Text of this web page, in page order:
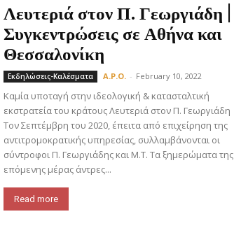
Λευτεριά στον Π. Γεωργιάδη |
Συγκεντρώσεις σε Αθήνα και
Θεσσαλονίκη
Εκδηλώσεις-Καλέσματα A.P.O. - February 10, 2022
Καμία υποταγή στην ιδεολογική & κατασταλτική
εκστρατεία του κράτους Λευτεριά στον Π. Γεωργιάδη
Τον Σεπτέμβρη του 2020, έπειτα από επιχείρηση της
αντιτρομοκρατικής υπηρεσίας, συλλαμβάνονται οι
σύντροφοι Π. Γεωργιάδης και Μ.Τ. Τα ξημερώματα της
επόμενης μέρας άντρες...
Read more